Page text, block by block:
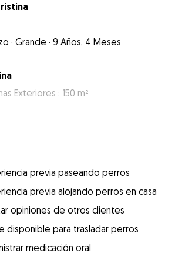
· Grande · 9 Años, 4 Meses
Exteriores : 150 m²
previa paseando perros
previa alojando perros en casa
opiniones de otros clientes
disponible para trasladar perros
medicación oral